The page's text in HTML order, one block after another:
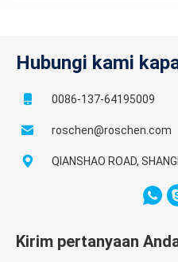
Hubungi kami
0086-137-64195009
roschen@roschen.com
QIANSHAO ROAD,
Kirim pertanyaan